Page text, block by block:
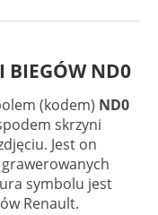
BIEGÓW ND0
(kodem) ND0
skrzyni
Jest on
symbolu jest
Renault.